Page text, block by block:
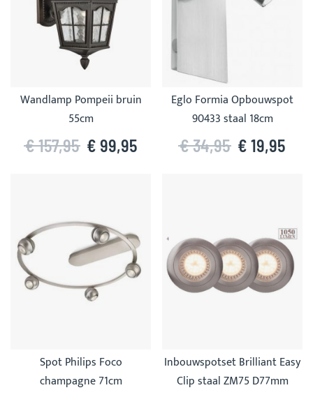
Wandlamp Pompeii bruin
55cm
€ 99,95
€ 157,95
Eglo Formia Opbouwspot
90433 staal 18cm
€ 19,95
€ 34,95
Spot Philips Foco
champagne 71cm
Inbouwspotset Brilliant Easy
Clip staal ZM75 D77mm